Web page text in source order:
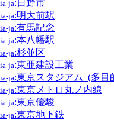
ja:日野市
ja:明大前駅
ja:有馬記念
ja:本八幡駅
ja:杉並区
ja:東亜建設工業
ja:東京スタジアム_(多目
ja:東京メトロ丸ノ内線
ja:東京優駿
ja:東京地下鉄